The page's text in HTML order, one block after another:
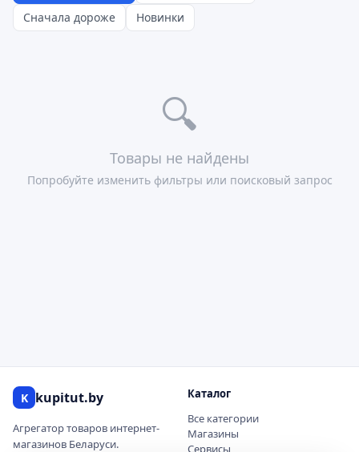
Сначала дороже
Новинки
🔍
Товары не найдены
Попробуйте изменить фильтры или поисковый запрос
K kupitut.by
Агрегатор товаров интернет-
магазинов Беларуси.
Каталог
Все категории
Магазины
Сервисы